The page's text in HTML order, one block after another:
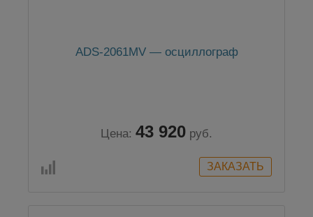
ADS-2061MV — осциллограф
Цена: 43 920 руб.